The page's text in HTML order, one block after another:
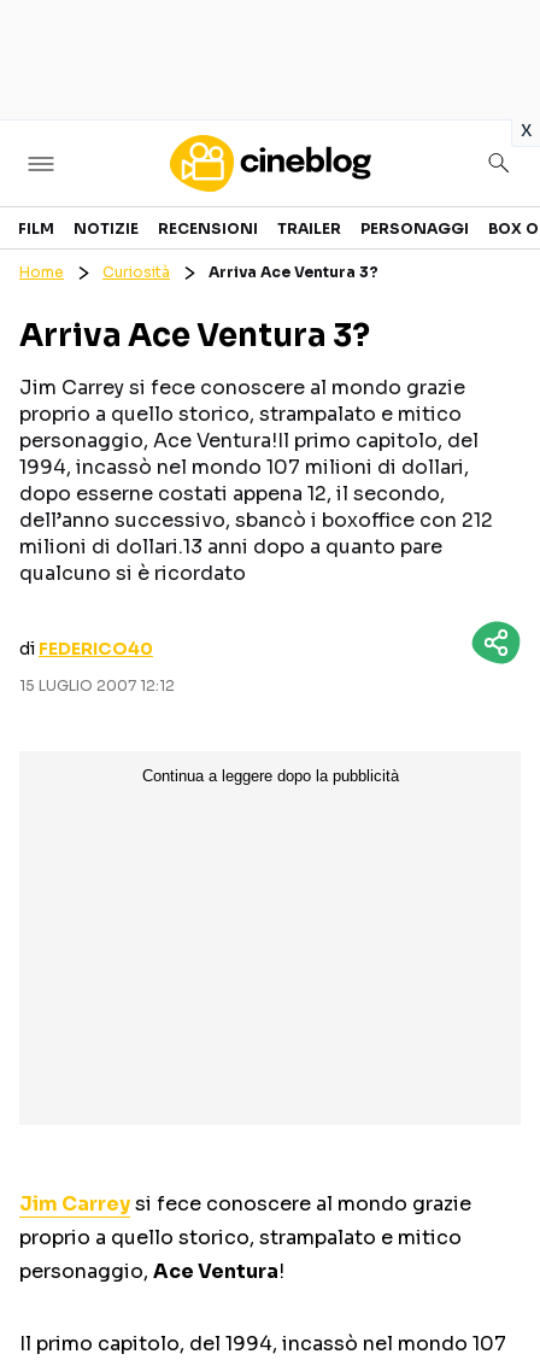
x
Cinema
GENERI
PERSONAGGI
CANALI STREAMING
Categorie
NOTIZIE
CURIOSITÀ
TRAILER
BOX OFFICE
FILM NOTIZIE RECENSIONI TRAILER PERSONAGGI BOX
Home Curiosità Arriva Ace Ventura 3?
Arriva Ace Ventura 3?
Jim Carrey si fece conoscere al mondo grazie
proprio a quello storico, strampalato e mitico
personaggio, Ace Ventura!Il primo capitolo, del
1994, incassò nel mondo 107 milioni di dollari,
dopo esserne costati appena 12, il secondo,
dell’anno successivo, sbancò i boxoffice con 212
milioni di dollari.13 anni dopo a quanto pare
qualcuno si è ricordato
di FEDERICO40
15 LUGLIO 2007 12:12
Jim Carreysi fece conoscere al mondo grazie
proprio a quello storico, strampalato e mitico
personaggio, Ace Ventura!
Il primo capitolo, del 1994, incassò nel mondo 107